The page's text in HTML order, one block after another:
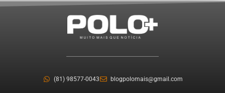
(81) 98577-0043 blogpolomais@gmail.com